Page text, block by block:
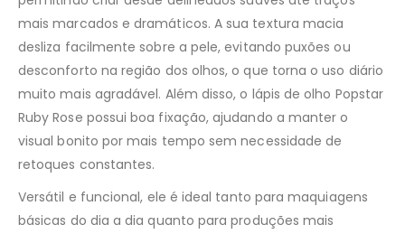
mais marcados e dramáticos. A sua textura macia
desliza facilmente sobre a pele, evitando puxões ou
desconforto na região dos olhos, o que torna o uso diário
muito mais agradável. Além disso, o lápis de olho Popstar
Ruby Rose possui boa fixação, ajudando a manter o
visual bonito por mais tempo sem necessidade de
retoques constantes.
Versátil e funcional, ele é ideal tanto para maquiagens
básicas do dia a dia quanto para produções mais